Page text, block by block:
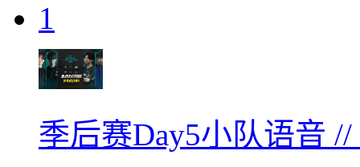
1
季后赛Day5小队语音